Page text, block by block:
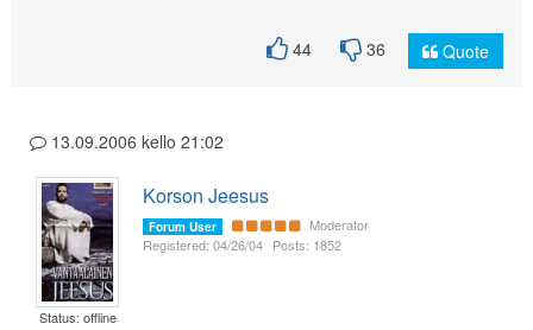
44 36 Quote
13.09.2006 kello 21:02
Status: offline
Korson Jeesus
Forum User
Moderator
Registered: 04/26/04 Posts: 1852